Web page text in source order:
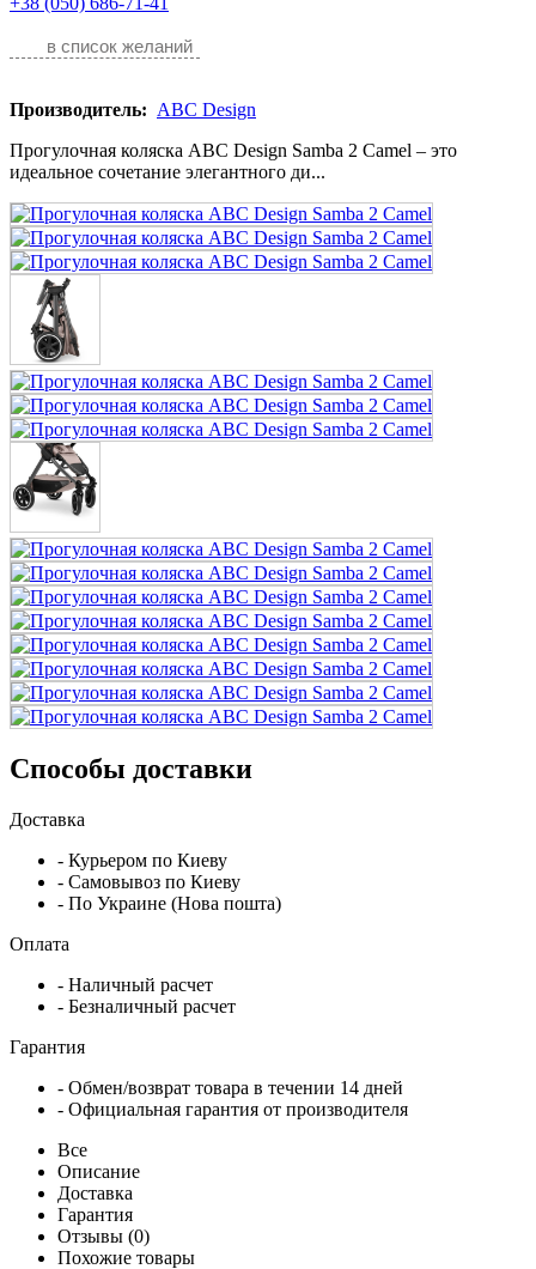
в список желаний
Производитель: ABC Design
Прогулочная коляска ABC Design Samba 2 Camel – это
идеальное сочетание элегантного ди...
Способы доставки
Доставка
- Курьером по Киеву
- Самовывоз по Киеву
- По Украине (Нова пошта)
Оплата
- Наличный расчет
- Безналичный расчет
Гарантия
- Обмен/возврат товара в течении 14 дней
- Официальная гарантия от производителя
Все
Описание
Доставка
Гарантия
Отзывы (0)
Похожие товары